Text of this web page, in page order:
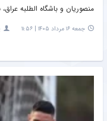
منصوریان و باشگاه الطلبه
جمعه ۱۶ مرداد ۱۴۰۵ | ۱۱:۵۶